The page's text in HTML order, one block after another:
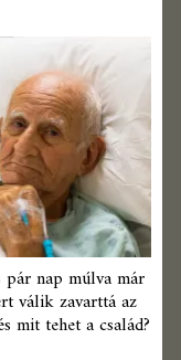
pár nap múlva már
válik zavarttá az
mit tehet a család?